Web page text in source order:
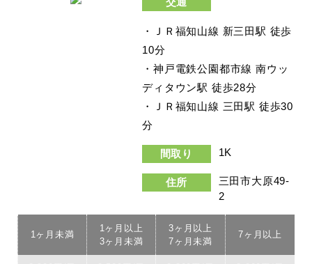
・ＪＲ福知山線 新三田駅 徒歩
10分
・神戸電鉄公園都市線 南ウッ
ディタウン駅 徒歩28分
・ＪＲ福知山線 三田駅 徒歩30
分
間取り 1K
住所
三田市大原49-
2
1ヶ月未満
1ヶ月以上
3ヶ月未満
3ヶ月以上
7ヶ月未満
7ヶ月以上